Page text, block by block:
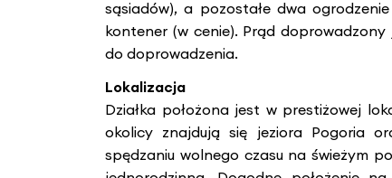
sąsiadów), a pozostałe dwa
kontener (w cenie). Prąd
do doprowadzenia.
Lokalizacja
Działka położona jest w prestiżowej
okolicy znajdują się jeziora Pogoria
spędzaniu wolnego czasu na świeżym